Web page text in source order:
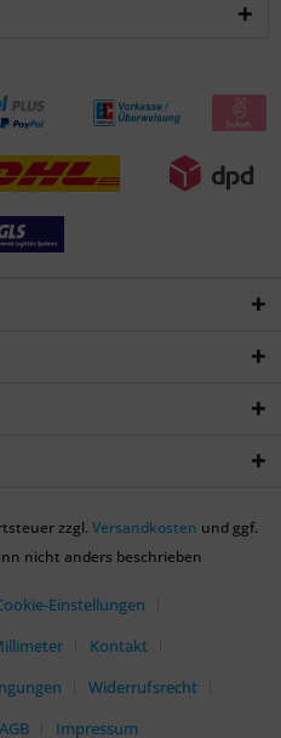
zzgl. Versandkosten und ggf.
nicht anders beschrieben
Einstellungen
Kontakt
Widerrufsrecht
AGB Impressum